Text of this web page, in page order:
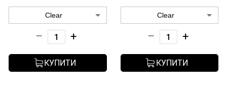
– +
КУПИТИ
– +
КУПИТИ